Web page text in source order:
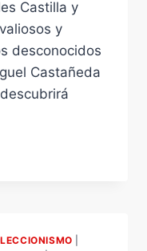
Castilla y
y
desconocidos
Castañeda